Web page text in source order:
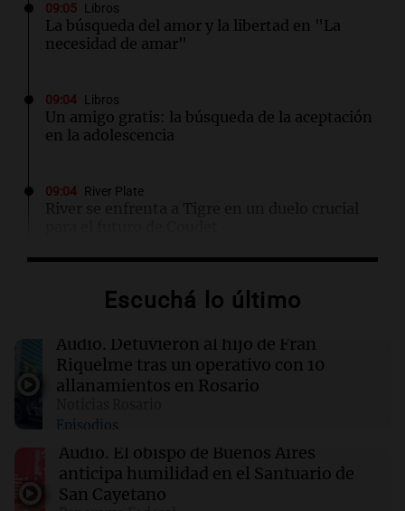
09:05 Libros
La búsqueda del amor y la libertad en "La
necesidad de amar"
09:04 Libros
Un amigo gratis: la búsqueda de la aceptación
en la adolescencia
09:04 River Plate
River se enfrenta a Tigre en un duelo crucial
El llanto de los muertos: un misterio que
09:03 Libros
Un hombre de honor: entre el amor y la
Radioinforme 3
Aerolíneas Argentinas cerró 2025 con
superávit y pagará Ganancias por primera vez
Escuchá lo último
Audio. Detuvieron al hijo de Fran
Riquelme tras un operativo con 10
allanamientos en Rosario
Episodios
Audio. El obispo de Buenos Aires
anticipa humilidad en el Santuario de
San Cayetano